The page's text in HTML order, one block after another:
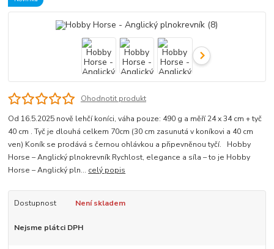
Ohodnotit produkt
Od 16.5.2025 nově lehčí koníci, váha pouze: 490 g a měří 24 x 34 cm + tyč
40 cm . Tyč je dlouhá celkem 70cm (30 cm zasunutá v koníkovi a 40 cm
ven) Koník se prodává s černou ohlávkou a připevněnou tyčí. Hobby
Horse – Anglický plnokrevník Rychlost, elegance a síla – to je Hobby
Horse – Anglický pln... celý popis
Dostupnost Není skladem
Nejsme plátci DPH